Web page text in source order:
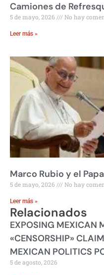
Camiones de
5 de mayo, 2026 No hay
Leer más »
Marco Rubio y el
5 de mayo, 2026 No hay
Leer más »
Relacionados
EXPOSING MEXICAN
«CENSORSHIP»
MEXICAN POLITICS
5 de agosto, 2026